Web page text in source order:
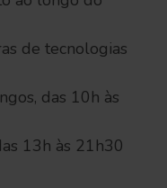
de tecnologias
das 10h às
13h às 21h30